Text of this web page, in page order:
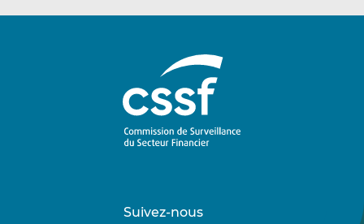
Suivez-nous